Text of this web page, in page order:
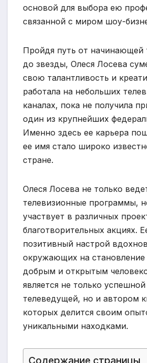
основой для выбора ею
связанной с миром шоу-
Пройдя путь от начинающей
до звезды, Олеся Лосева
свою талантливость и
работала на небольших
каналах, пока не получила
один из крупнейших
Именно здесь ее карьера
ее имя стало широко
стране.
Олеся Лосева не только
телевизионные программы,
участвует в различных
благотворительных акциях.
позитивный настрой
окружающих на становление
добрым и открытым
является не только успешной
телеведущей, но и автором
которых делится своим
уникальными находками.
Содержание страницы